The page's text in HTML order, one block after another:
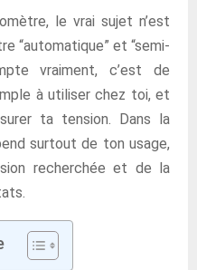
le vrai sujet n’est
“automatique” et “semi-
vraiment, c’est de
à utiliser chez toi, et
ta tension. Dans la
surtout de ton usage,
recherchée et de la